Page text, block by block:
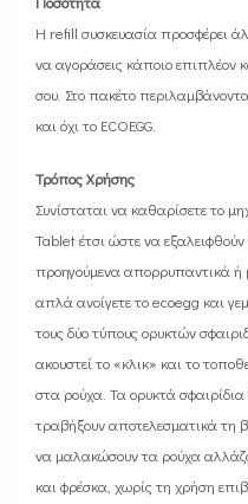
Η refill συσκευασία προσφέρει
να αγοράσεις κάποιο επιπλέον
σου. Στο πακέτο
και όχι το ECOEGG.
Τρόπος Χρήσης
Συνίσταται να καθαρίσετε το
Tablet έτσι ώστε να
προηγούμενα απορρυπαντικά ή
απλά ανοίγετε το ecoegg και
τους δύο τύπους ορυκτών
ακουστεί το «κλικ» και το
στα ρούχα. Τα ορυκτά σφαιρίδια
τραβήξουν αποτελεσματικά τη
να μαλακώσουν τα ρούχα
και φρέσκα, χωρίς τη χρήση